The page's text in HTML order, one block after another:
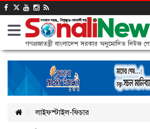
গণপ্রজাতন্ত্রী বাংলাদেশ সরকার অনুমোদিত নিউজ
লাইফস্টাইল-ফিচার